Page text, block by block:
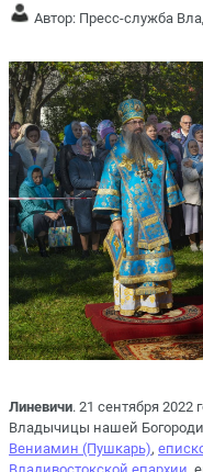
Автор: Пресс-служба
Линевичи. 21 сентября 2022
Владычицы нашей
Вениамин (Пушкарь),